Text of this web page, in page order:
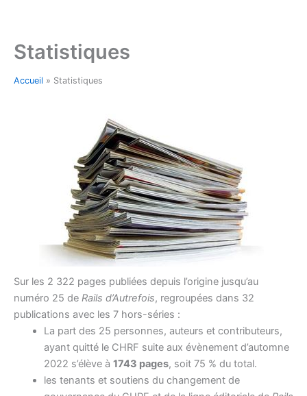
Statistiques
Accueil » Statistiques
Sur les 2 322 pages publiées depuis l’origine jusqu’au
numéro 25 de Rails d’Autrefois, regroupées dans 32
publications avec les 7 hors-séries :
La part des 25 personnes, auteurs et contributeurs,
ayant quitté le CHRF suite aux évènement d’automne
2022 s’élève à 1743 pages, soit 75 % du total.
les tenants et soutiens du changement de